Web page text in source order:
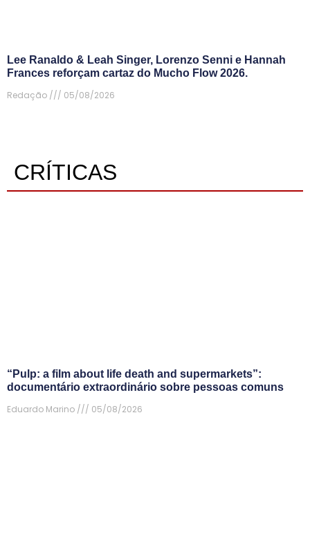
Lee Ranaldo & Leah Singer, Lorenzo Senni e Hannah
Frances reforçam cartaz do Mucho Flow 2026.
Redação
05/08/2026
CRÍTICAS
“Pulp: a film about life death and supermarkets”:
documentário extraordinário sobre pessoas comuns
Eduardo Marino
05/08/2026